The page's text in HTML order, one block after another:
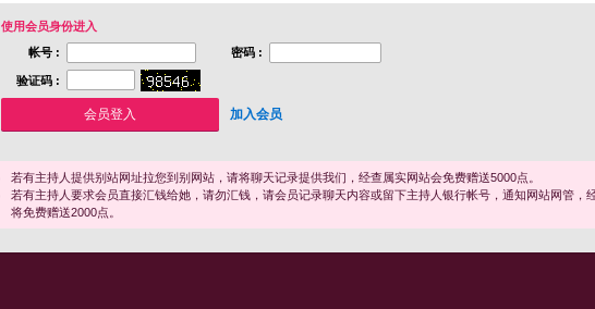
使用会员身份进入
帐号 :
密码 :
验证码 :
加入会员
若有主持人提供别站网址拉您到别网站，请将聊天记录提供我们，经查属实网站会免费赠送5000点。
若有主持人要求会员直接汇钱给她，请勿汇钱，请会员记录聊天内容或留下主持人银行帐号，通知网站网管，
将免费赠送2000点。